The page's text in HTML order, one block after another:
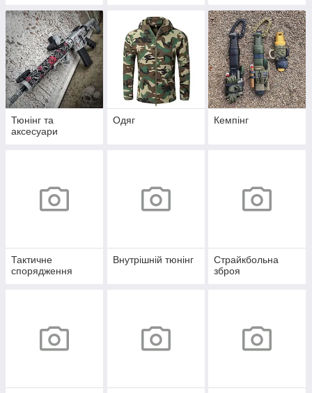
Тюнінг та
аксесуари
Одяг Кемпінг
Тактичне
спорядження
Внутрішній тюнінг
Страйкбольна
зброя